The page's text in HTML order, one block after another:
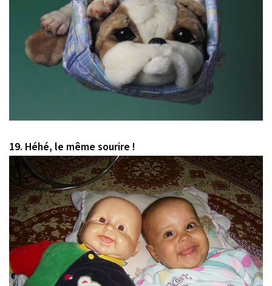
19. Héhé, le même sourire !